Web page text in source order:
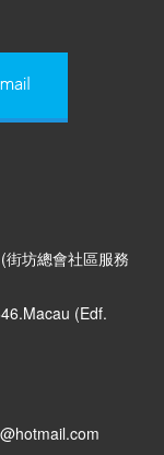
坊總會社區服務
(Edf.